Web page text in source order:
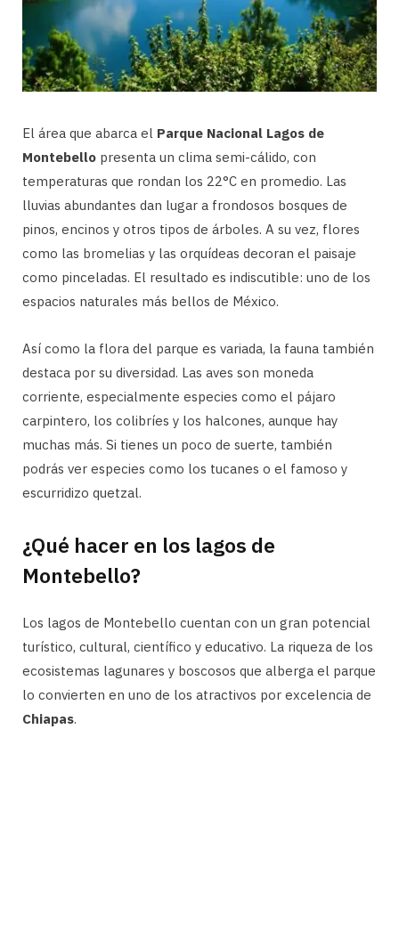
El área que abarca el Parque Nacional Lagos de
Montebello presenta un clima semi-cálido, con
temperaturas que rondan los 22°C en promedio. Las
lluvias abundantes dan lugar a frondosos bosques de
pinos, encinos y otros tipos de árboles. A su vez, flores
como las bromelias y las orquídeas decoran el paisaje
como pinceladas. El resultado es indiscutible: uno de los
espacios naturales más bellos de México.
Así como la flora del parque es variada, la fauna también
destaca por su diversidad. Las aves son moneda
corriente, especialmente especies como el pájaro
carpintero, los colibríes y los halcones, aunque hay
muchas más. Si tienes un poco de suerte, también
podrás ver especies como los tucanes o el famoso y
escurridizo quetzal.
¿Qué hacer en los lagos de
Montebello?
Los lagos de Montebello cuentan con un gran potencial
turístico, cultural, científico y educativo. La riqueza de los
ecosistemas lagunares y boscosos que alberga el parque
lo convierten en uno de los atractivos por excelencia de
Chiapas.